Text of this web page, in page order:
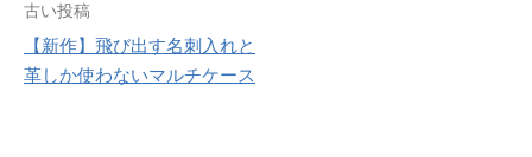
投
稿
古い投稿
【新作】飛び出す名刺入れと
革しか使わないマルチケース